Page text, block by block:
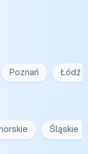
Poznań Łódź
Śląskie